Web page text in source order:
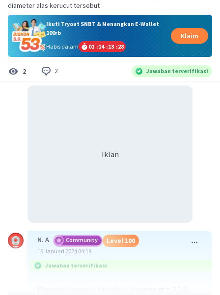
diameter alas kerucut tersebut
Ikuti Tryout SNBT & Menangkan E-Wallet
100rb
Habis dalam
01 :14 :13 :28
Klaim
2 2 Jawaban terverifikasi
Iklan
N. A Community Level 100
16 Januari 2024 04:19
Jawaban terverifikasi